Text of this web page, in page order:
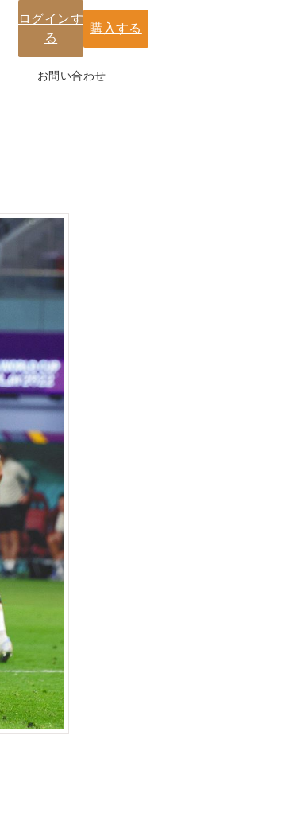
ログインす
る
購入する
お問い合わせ